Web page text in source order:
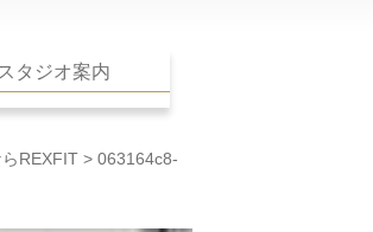
スタジオ案内
REXFIT > 063164c8-